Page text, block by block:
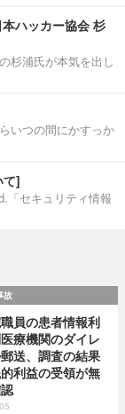
ハッカー協会 杉
杉浦氏が本気を出し
いつの間にかすっか
て]
「セキュリティ情報
故
員の患者情報利
療機関のダイレ
送、調査の結果
利益の受領が無